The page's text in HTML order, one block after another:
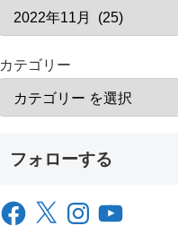
カテゴリー
フォローする
Facebook
X InstagramYouTube